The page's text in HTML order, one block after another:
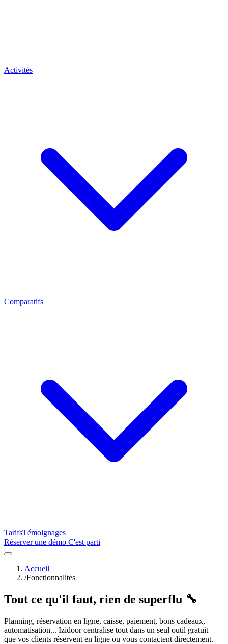
Activités
Comparatifs
TarifsTémoignages
Réserver une démo C'est parti
Accueil
/Fonctionnalites
Tout ce qu'il faut, rien de superflu 🔧
Planning, réservation en ligne, caisse, paiement, bons cadeaux,
automatisation... Izidoor centralise tout dans un seul outil gratuit —
que vos clients réservent en ligne ou vous contactent directement.